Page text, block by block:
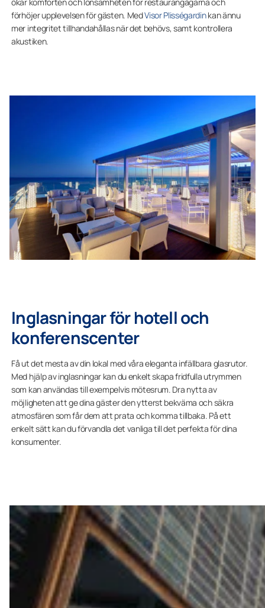
förhöjer upplevelsen för gästen. MedVisor Plisségardinkan ännu
mer integritet tillhandahållas när det behövs, samt kontrollera
akustiken.
Inglasningar för hotell och
konferenscenter
Få ut det mesta av din lokal med våra eleganta infällbara glasrutor.
Med hjälp av inglasningar kan du enkelt skapa fridfulla utrymmen
som kan användas till exempelvis mötesrum. Dra nytta av
möjligheten att ge dina gäster den ytterst bekväma och säkra
atmosfären som får dem att prata och komma tillbaka. På ett
enkelt sätt kan du förvandla det vanliga till det perfekta för dina
konsumenter.